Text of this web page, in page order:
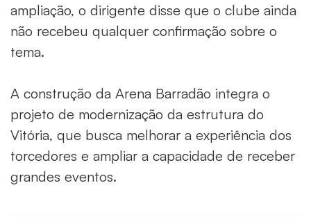
ampliação, o dirigente disse que o clube ainda
não recebeu qualquer confirmação sobre o
tema.
A construção da Arena Barradão integra o
projeto de modernização da estrutura do
Vitória, que busca melhorar a experiência dos
torcedores e ampliar a capacidade de receber
grandes eventos.